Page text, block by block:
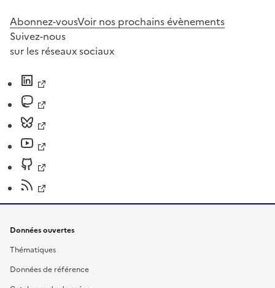
Abonnez-vousVoir nos prochains évènements
Suivez-nous
sur les réseaux sociaux
Données ouvertes
Thématiques
Données de référence